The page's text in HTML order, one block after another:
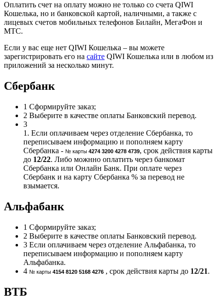
Оплатить счет на оплату можно не только со счета QIWI
Кошелька, но и банковской картой, наличными, а также с
лицевых счетов мобильных телефонов Билайн, МегаФон и
МТС.
Если у вас еще нет QIWI Кошелька – вы можете
зарегистрировать его на сайте QIWI Кошелька или в любом из
приложений за несколько минут.
Сбербанк
1 Сформируйте заказ;
2 Выберите в качестве оплаты Банковский перевод.
3
1. Если оплачиваем через отделение Сбербанка, то
переписываем информацию и пополняем карту
Сбербанка - № карты 4274 3200 4278 4739, срок действия карты
до 12/22. Либо можнно оплатить через банкомат
Сбербанка или Онлайн Банк. При оплате через
Сбербанк и на карту Сбербанка % за перевод не
взымается.
Альфабанк
1 Сформируйте заказ;
2 Выберите в качестве оплаты Банковский перевод.
3 Если оплачиваем через отделение Альфабанка, то
переписываем информацию и пополняем карту
Альфабанка.
4 № карты 4154 8120 5168 4276 , срок действия карты до 12/21.
ВТБ